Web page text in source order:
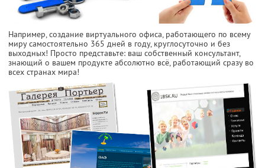
Например, создание виртуального офиса, работающего по всему
миру самостоятельно 365 дней в году, круглосуточно и без
выходных! Просто представьте: ваш собственный консультант,
знающий о вашем продукте абсолютно всё, работающий сразу во
всех странах мира!